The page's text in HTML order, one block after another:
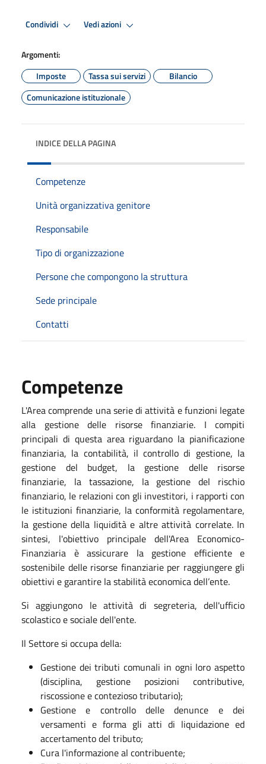
Condividi Vedi azioni
Argomenti:
Imposte
Tassa sui servizi
Bilancio
Comunicazione istituzionale
INDICE DELLA PAGINA
Competenze
Unità organizzativa genitore
Responsabile
Tipo di organizzazione
Persone che compongono la struttura
Sede principale
Contatti
Competenze
L'Area comprende una serie di attività e funzioni legate
alla gestione delle risorse finanziarie. I compiti
principali di questa area riguardano la pianificazione
finanziaria, la contabilità, il controllo di gestione, la
gestione del budget, la gestione delle risorse
finanziarie, la tassazione, la gestione del rischio
finanziario, le relazioni con gli investitori, i rapporti con
le istituzioni finanziarie, la conformità regolamentare,
la gestione della liquidità e altre attività correlate. In
sintesi, l'obiettivo principale dell'Area Economico-
Finanziaria è assicurare la gestione efficiente e
sostenibile delle risorse finanziarie per raggiungere gli
obiettivi e garantire la stabilità economica dell’ente.
Si aggiungono le attività di segreteria, dell'ufficio
scolastico e sociale dell'ente.
Il Settore si occupa della:
Gestione dei tributi comunali in ogni loro aspetto
(disciplina, gestione posizioni contributive,
riscossione e contezioso tributario);
Gestione e controllo delle denunce e dei
versamenti e forma gli atti di liquidazione ed
accertamento del tributo;
Cura l'informazione al contribuente;